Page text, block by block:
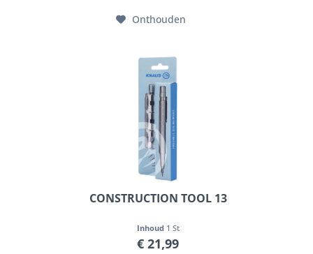
Onthouden
CONSTRUCTION TOOL 13
Inhoud 1 St
€ 21,99